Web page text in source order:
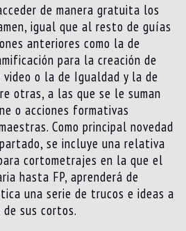
de manera gratuita los
igual que al resto de guías
anteriores como la de
para la creación de
o la de Igualdad y la de
otras, a las que se le suman
o acciones formativas
Como principal novedad
se incluye una relativa
cortometrajes en la que el
hasta FP, aprenderá de
una serie de trucos e ideas a
sus cortos.